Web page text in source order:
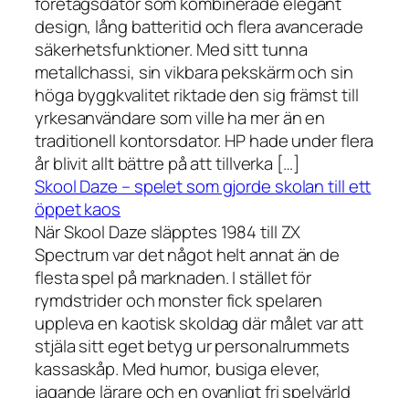
design, lång batteritid och flera avancerade
säkerhetsfunktioner. Med sitt tunna
metallchassi, sin vikbara pekskärm och sin
höga byggkvalitet riktade den sig främst till
yrkesanvändare som ville ha mer än en
traditionell kontorsdator. HP hade under flera
år blivit allt bättre på att tillverka […]
Skool Daze – spelet som gjorde skolan till ett
öppet kaos
När Skool Daze släpptes 1984 till ZX
Spectrum var det något helt annat än de
flesta spel på marknaden. I stället för
rymdstrider och monster fick spelaren
uppleva en kaotisk skoldag där målet var att
stjäla sitt eget betyg ur personalrummets
kassaskåp. Med humor, busiga elever,
jagande lärare och en ovanligt fri spelvärld